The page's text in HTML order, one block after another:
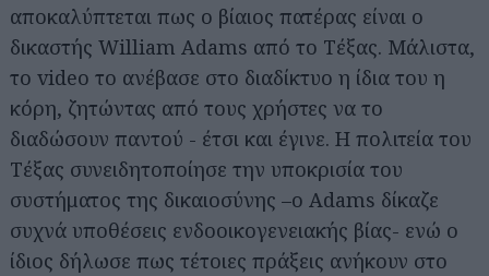
αποκαλύπτεται πως ο βίαιος πατέρας είναι ο
δικαστής William Adams από το Τέξας. Μάλιστα,
το video το ανέβασε στο διαδίκτυο η ίδια του η
κόρη, ζητώντας από τους χρήστες να το
διαδώσουν παντού - έτσι και έγινε. Η πολιτεία του
Τέξας συνειδητοποίησε την υποκρισία του
συστήματος της δικαιοσύνης –ο Adams δίκαζε
συχνά υποθέσεις ενδοοικογενειακής βίας- ενώ ο
ίδιος δήλωσε πως τέτοιες πράξεις ανήκουν στο